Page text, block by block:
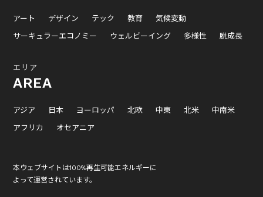
アート デザイン テック 教育
気候変動
サーキュラーエコノミー
ウェルビーイング 多様性 脱成長
エリア
AREA
アジア 日本 ヨーロッパ 北欧 中東 北米
中南米
アフリカ
オセアニア
本ウェブサイトは100%再生可能エネルギーに
よって運営されています。